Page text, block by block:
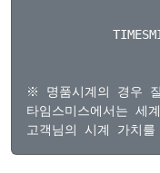
​※ 명품시계의 경우
타임스미스에서는 세